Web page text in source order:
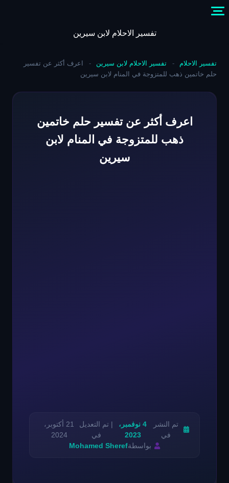
content
تفسير الاحلام لابن سيرين
تفسير الاحلام - تفسير الاحلام لابن سيرين -
اعرف أكثر عن تفسير
حلم خاتمين ذهب للمتزوجة في المنام لابن سيرين
اعرف أكثر عن تفسير حلم خاتمين
ذهب للمتزوجة في المنام لابن
سيرين
تم النشر
في
4 نوفمبر،
2023
| تم التعديل
في
21 أكتوبر،
2024
بواسطةMohamed Sheref